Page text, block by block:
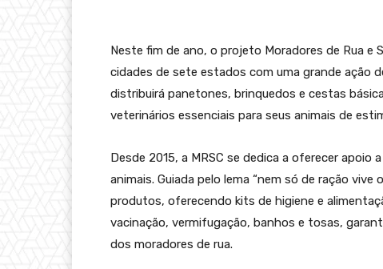
Neste fim de ano, o projeto Moradores de Rua e
cidades de sete estados com uma grande ação
distribuirá panetones, brinquedos e cestas
veterinários essenciais para seus animais de
Desde 2015, a MRSC se dedica a oferecer apoio
animais. Guiada pelo lema “nem só de ração vive
produtos, oferecendo kits de higiene e
vacinação, vermifugação, banhos e tosas,
dos moradores de rua.